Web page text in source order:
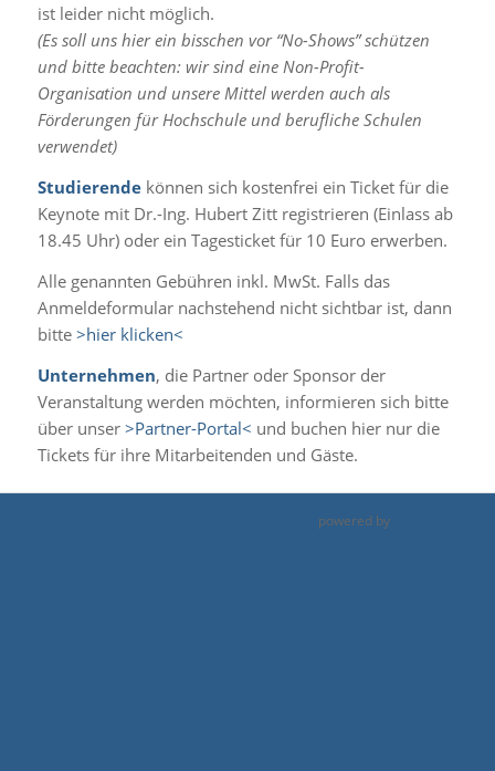
ist leider nicht möglich.
(Es soll uns hier ein bisschen vor “No-Shows” schützen
und bitte beachten: wir sind eine Non-Profit-
Organisation und unsere Mittel werden auch als
Förderungen für Hochschule und berufliche Schulen
verwendet)
Studierendekönnen sich kostenfrei ein Ticket für die
Keynote mit Dr.-Ing. Hubert Zitt registrieren (Einlass ab
18.45 Uhr) oder ein Tagesticket für 10 Euro erwerben.
Alle genannten Gebühren inkl. MwSt. Falls das
Anmeldeformular nachstehend nicht sichtbar ist, dann
bitte >hier klicken<
Unternehmen, die Partner oder Sponsor der
Veranstaltung werden möchten, informieren sich bitte
über unser >Partner-Portal< und buchen hier nur die
Tickets für ihre Mitarbeitenden und Gäste.
powered by